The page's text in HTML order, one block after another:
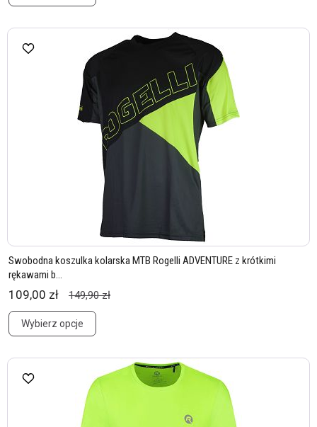
Swobodna koszulka kolarska MTB Rogelli ADVENTURE z krótkimi
rękawami b...
109,00 zł 149,90 zł
Wybierz opcje